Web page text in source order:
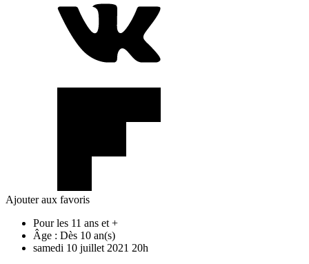
Ajouter aux favoris
Pour les 11 ans et +
Âge : Dès 10 an(s)
samedi 10 juillet 2021 20h